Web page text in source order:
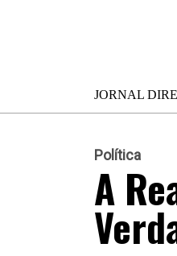
JORNAL
Política
A